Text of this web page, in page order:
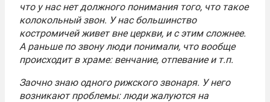
что у нас нет должного понимания того, что такое
колокольный звон. У нас большинство
костромичей живет вне церкви, и с этим сложнее.
А раньше по звону люди понимали, что вообще
происходит в храме: венчание, отпевание и т.п.
Заочно знаю одного рижского звонаря. У него
возникают проблемы: люди жалуются на